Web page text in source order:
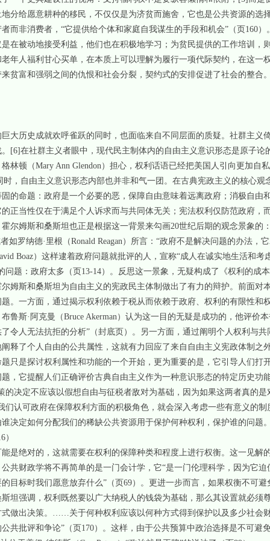
分给愿意耕种的移民，不仅仅是为济贫而施舍，它也是公共资源的选
而非消费者，“它提供给个体和家庭自我谋生的手段和机会”（页160
在被动地接受利益，他们也在积极地学习；为贫民提供的工作培训，
年人福利甘心买单，在本质上可以理解为履行一项代际契约，在这一
贫富和强弱之间的仇恨和社会分裂，契约式的安排促进了社会的整合
大历史成就欢呼雀跃的同时，也面临来自不同层面的质疑。社群主义
[6]在社群主义者眼中，现代民主制体内的自由主义意识形态是原子论
林顿（Mary Ann Glendon）担心，权利话语已经把美国人引向更加自
时，自由主义意识形态内部也并非和气一团。在古典宪政主义的核心观
的命题：政府是一个必要的恶，保障自由意味着远离政府；消极自由
正当性仅在于满足个人诉求而与共同体无关；宪法权利仅防范政府，
尔姆斯和桑斯坦也正是根据这一背景来勾画20世纪后期的观念景象的
如罗纳德·里根（Ronald Reagan）所言：“政府不是解决问题的办法，
Boaz）这样逮着政府问题就批评的人，宣称“成人在诚实地生活和
题：政府太多（页13-14）。反思这一景象，无疑构成了《权利的成
姆斯和桑斯坦为自由主义的宪政民主体制做出了有力的辩护。前面对
。一方面，通过揭示权利依赖于税从而依赖于政府、权利的有限性和
鲁斯·阿克曼（Bruce Akerman）认为这一目的无疑是成功的，他评价
令人无法抗拒的分析”（封底页）。另一方面，通过阐明个人权利与
释了个人自由的公共属性，这就有力回应了来自自由主义宪政体制之
只是探讨权利属性和功能的一个开始，更为重要的是，它引导人们打
，它提醒人们正确评价古典自由主义作为一种意识形态的特定历史功
的决定不应该以假想自由与征税者敌对为基础，因为如果这两者真的
们认可政府在保障权利方面的积极角色，就会深入考虑一些有意义的
决定如何分配我们的稀缺公共资源用于保护何种权利，保护谁的问题
是绝对的，这就需要在权利的保障种类和程度上进行权衡。这一见解
共财政学将不再简单的是一门会计学，它“是一门伦理科学，因为它
目标时我们愿意放弃什么”（页69）。更进一步而言，如果权衡不可
坦强调，权利既然要以广大纳税人的钱袋为基础，那么其设置就必须
做出决策。……关于何种权利应该以何种方式得到保护以及多少社会
共批评和争论”（页170）。这样，由于公共预算中政治选择是不可避